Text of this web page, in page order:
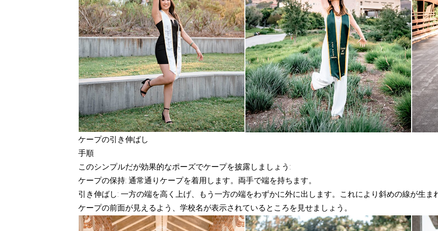
ケープの引き伸ばし
手順
このシンプルだが効果的なポーズでケープを披露しましょう:
ケープの保持: 通常通りケープを着用します。両手で端を持ちます。
引き伸ばし: 一方の端を高く上げ、もう一方の端をわずかに外に出します。これにより斜めの線が生ま
ケープの前面が見えるよう、学校名が表示されているところを見せましょう。